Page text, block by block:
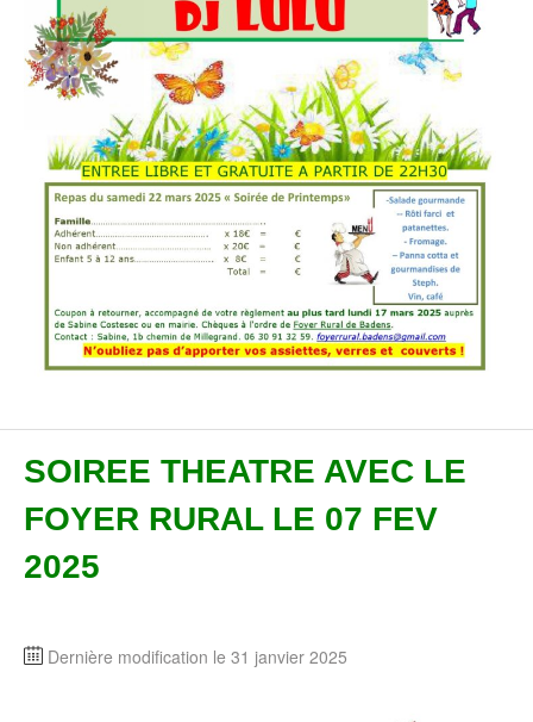
SOIREE THEATRE AVEC LE
FOYER RURAL LE 07 FEV
2025
Dernière modification le 31 janvier 2025